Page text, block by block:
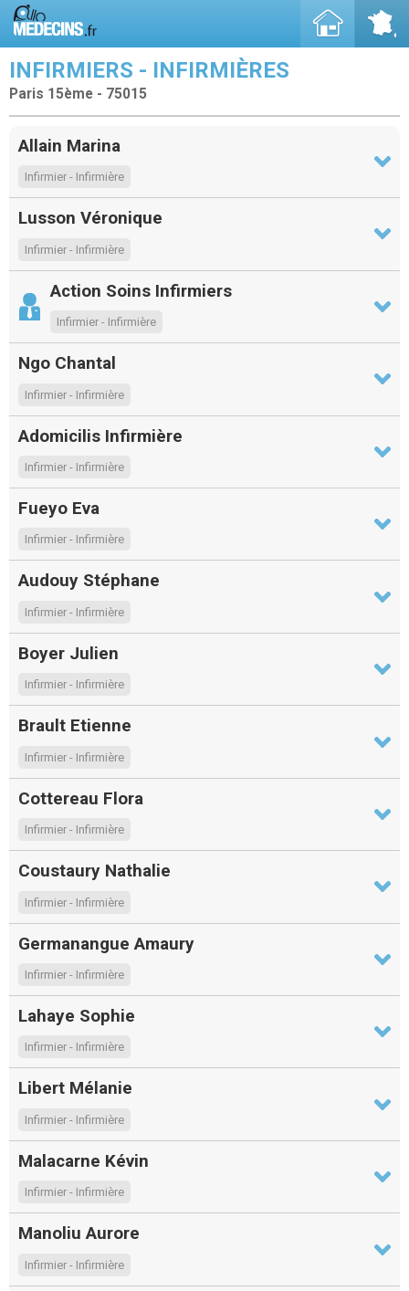
INFIRMIERS - INFIRMIÈRES
Paris 15ème - 75015
Allain Marina
Infirmier - Infirmière
Lusson Véronique
Infirmier - Infirmière
Action Soins Infirmiers
Infirmier - Infirmière
Ngo Chantal
Infirmier - Infirmière
Adomicilis Infirmière
Infirmier - Infirmière
Fueyo Eva
Infirmier - Infirmière
Audouy Stéphane
Infirmier - Infirmière
Boyer Julien
Infirmier - Infirmière
Brault Etienne
Infirmier - Infirmière
Cottereau Flora
Infirmier - Infirmière
Coustaury Nathalie
Infirmier - Infirmière
Germanangue Amaury
Infirmier - Infirmière
Lahaye Sophie
Infirmier - Infirmière
Libert Mélanie
Infirmier - Infirmière
Malacarne Kévin
Infirmier - Infirmière
Manoliu Aurore
Infirmier - Infirmière